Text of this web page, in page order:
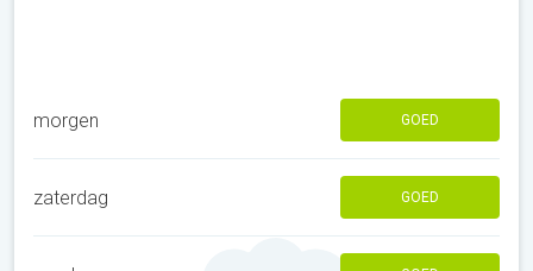
morgen GOED
zaterdag GOED